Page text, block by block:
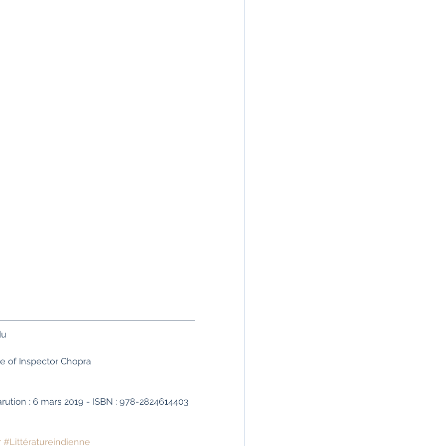
of Inspector Chopra
: 6 mars 2019 - ISBN : 978-2824614403
#Littératureindienne